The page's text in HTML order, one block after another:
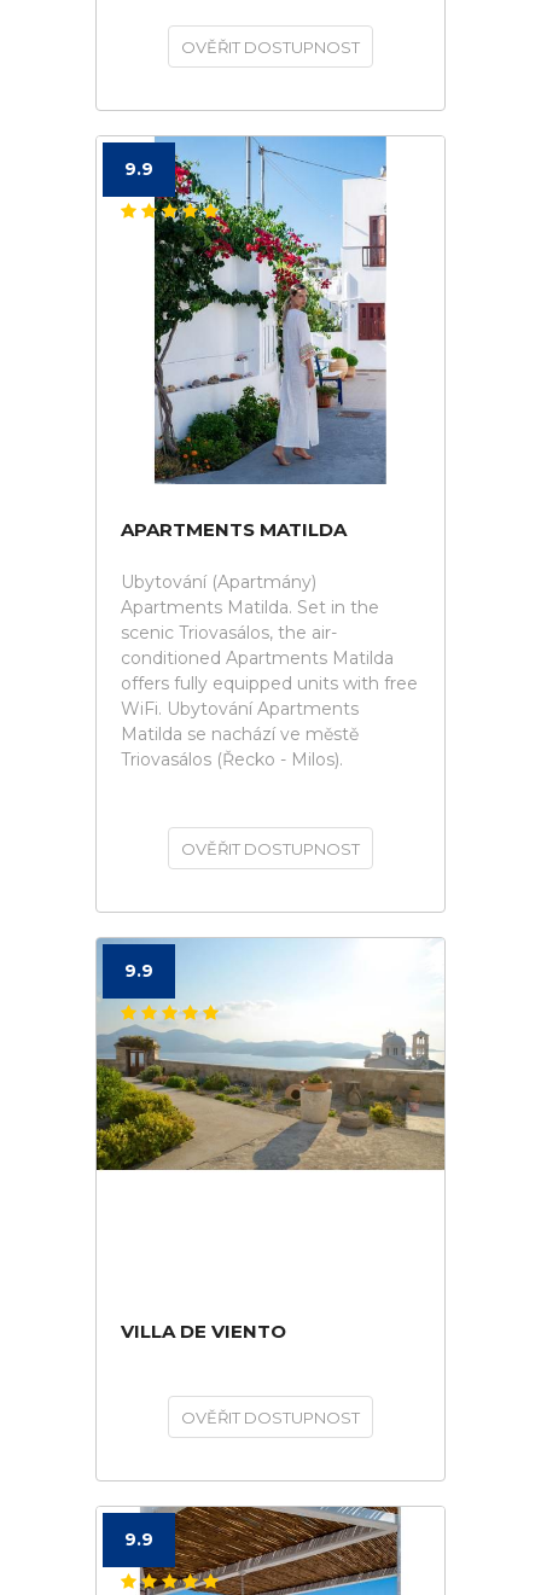
OVĚŘIT DOSTUPNOST
9.9
APARTMENTS MATILDA
Ubytování (Apartmány)
Apartments Matilda. Set in the
scenic Triovasálos, the air-
conditioned Apartments Matilda
offers fully equipped units with free
WiFi. Ubytování Apartments
Matilda se nachází ve městě
Triovasálos (Řecko - Milos).
OVĚŘIT DOSTUPNOST
9.9
VILLA DE VIENTO
OVĚŘIT DOSTUPNOST
9.9